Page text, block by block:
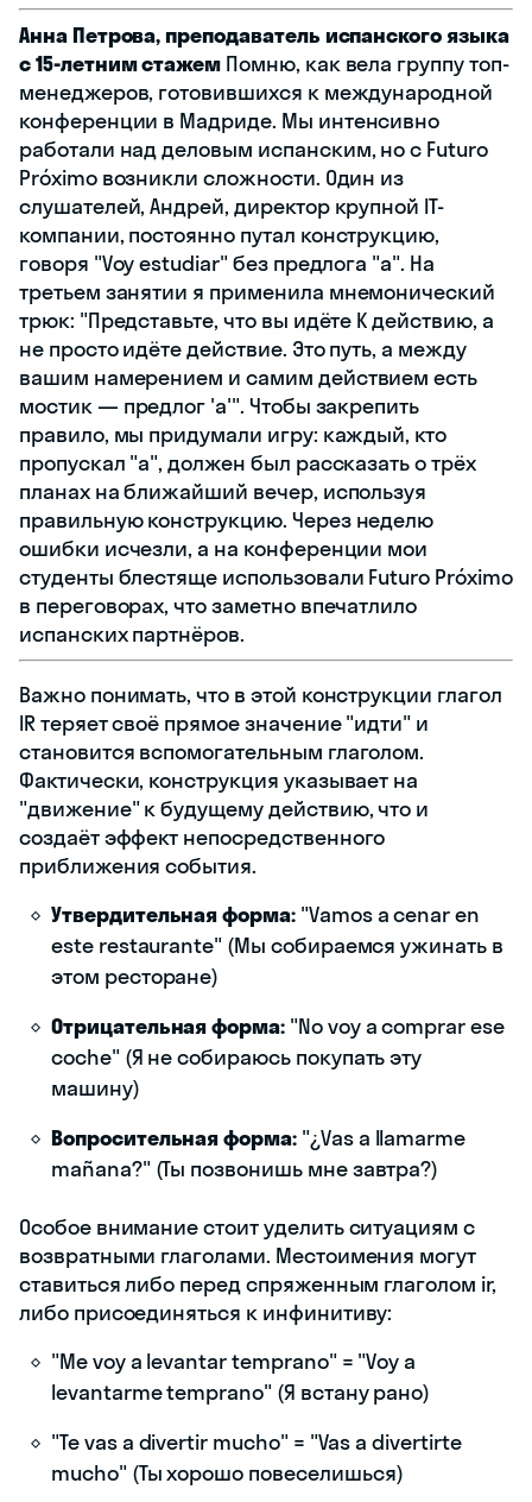
Анна Петрова, преподаватель испанского языка
с 15-летним стажем Помню, как вела группу топ-
менеджеров, готовившихся к международной
конференции в Мадриде. Мы интенсивно
работали над деловым испанским, но с Futuro
Próximo возникли сложности. Один из
слушателей, Андрей, директор крупной IT-
компании, постоянно путал конструкцию,
говоря "Voy estudiar" без предлога "a". На
третьем занятии я применила мнемонический
трюк: "Представьте, что вы идёте К действию, а
не просто идёте действие. Это путь, а между
вашим намерением и самим действием есть
мостик — предлог 'a'". Чтобы закрепить
правило, мы придумали игру: каждый, кто
пропускал "a", должен был рассказать о трёх
планах на ближайший вечер, используя
правильную конструкцию. Через неделю
ошибки исчезли, а на конференции мои
студенты блестяще использовали Futuro Próximo
в переговорах, что заметно впечатлило
испанских партнёров.
Важно понимать, что в этой конструкции глагол
IR теряет своё прямое значение "идти" и
становится вспомогательным глаголом.
Фактически, конструкция указывает на
"движение" к будущему действию, что и
создаёт эффект непосредственного
приближения события.
Утвердительная форма:"Vamos a cenar en
este restaurante" (Мы собираемся ужинать в
этом ресторане)
Отрицательная форма: "No voy a comprar ese
coche" (Я не собираюсь покупать эту
машину)
Вопросительная форма:"¿Vas a llamarme
mañana?" (Ты позвонишь мне завтра?)
Особое внимание стоит уделить ситуациям с
возвратными глаголами. Местоимения могут
ставиться либо перед спряженным глаголом ir,
либо присоединяться к инфинитиву:
"Me voy a levantar temprano" = "Voy a
levantarme temprano" (Я встану рано)
"Te vas a divertir mucho" = "Vas a divertirte
mucho" (Ты хорошо повеселишься)